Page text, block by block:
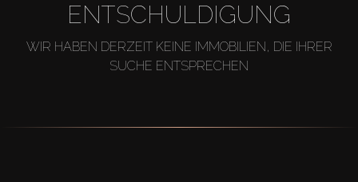
ENTSCHULDIGUNG
WIR HABEN DERZEIT KEINE IMMOBILIEN, DIE IHRER
SUCHE ENTSPRECHEN